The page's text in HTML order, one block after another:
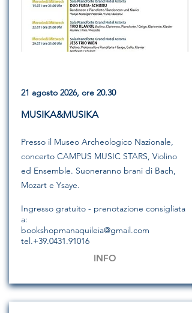
21 agosto 2026, ore 20.30
MUSIKA&MUSIKA
Presso il Museo Archeologico Nazionale,
concerto CAMPUS MUSIC STARS, Violino
ed Ensemble. Suoneranno brani di Bach,
Mozart e Ysaye.
Ingresso gratuito - prenotazione consigliata
a:
bookshopmanaquileia@gmail.com
tel.+39.0431.91016
INFO